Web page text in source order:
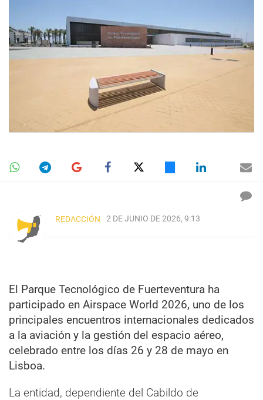
REDACCIÓN 2 DE JUNIO DE 2026, 9:13
El Parque Tecnológico de Fuerteventura ha
participado en Airspace World 2026, uno de los
principales encuentros internacionales dedicados
a la aviación y la gestión del espacio aéreo,
celebrado entre los días 26 y 28 de mayo en
Lisboa.
La entidad, dependiente del Cabildo de